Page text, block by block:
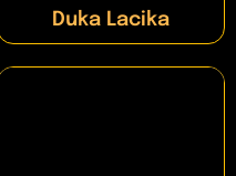
Duka Lacika